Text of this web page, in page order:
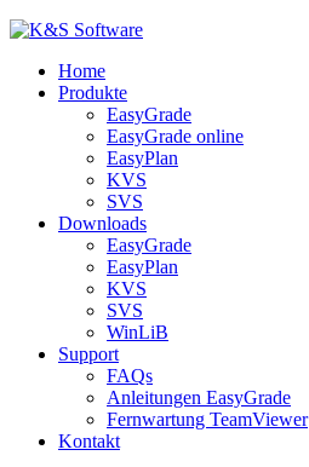
Home
Produkte
EasyGrade
EasyGrade online
EasyPlan
KVS
SVS
Downloads
EasyGrade
EasyPlan
KVS
SVS
WinLiB
Support
FAQs
Anleitungen EasyGrade
Fernwartung TeamViewer
Kontakt